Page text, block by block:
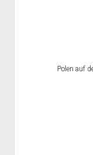
Polen auf